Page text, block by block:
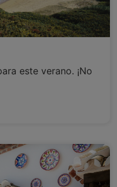
este verano. ¡No